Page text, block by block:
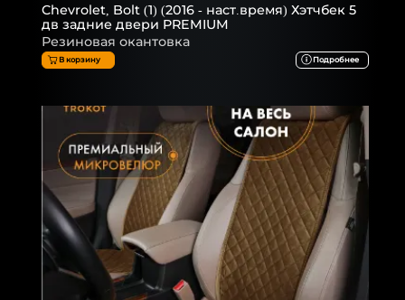
Chevrolet, Bolt (1) (2016 - наст.время) Хэтчбек 5
дв задние двери PREMIUM
Резиновая окантовка
В корзину Подробнее